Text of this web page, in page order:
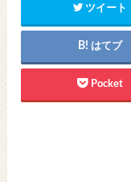
ツイート
はてブ
Pocket